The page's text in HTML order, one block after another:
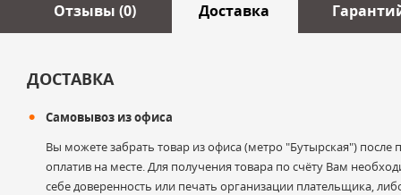
Отзывы (0) Доставка
Оставить отзыв
Ваше имя
ДОСТАВКА
Самовывоз из офиса
Вы можете забрать товар из офиса (метро "Бутырская") после
оплатив на месте. Для получения товара по счёту Вам
себе доверенность или печать организации плательщика,